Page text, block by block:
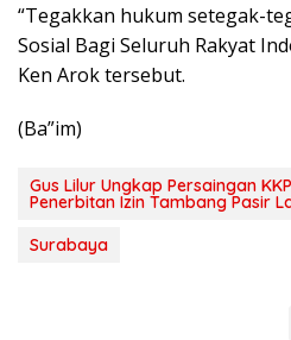
“Tegakkan hukum setegak-
Sosial Bagi Seluruh Rakyat
Ken Arok tersebut.
(Ba”im)
Gus Lilur Ungkap Persaingan
Penerbitan Izin Tambang Pasir
Surabaya